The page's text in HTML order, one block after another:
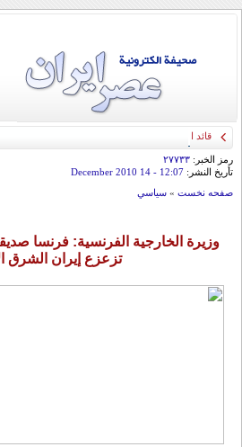
قائد الحرس الثوري: إيران ستدمر أمريكا وإسرائيل
الحمراء
رمز الخبر: ۲۷۷۳۳
تأريخ النشر: 12:07
- 14 December 2010
صفحه نخست » سياسي
وزيرة الخارجية الفرنسية: فرنسا
تزعزع إيران الشرق